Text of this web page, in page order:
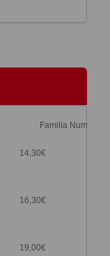
Familia
14,30€
16,30€
19,00€